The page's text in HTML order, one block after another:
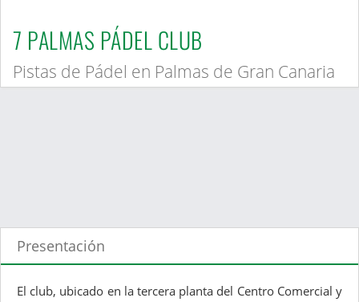
7 PALMAS PÁDEL CLUB
Pistas de Pádel en Palmas de Gran Canaria
Presentación
El club, ubicado en la tercera planta del Centro Comercial y